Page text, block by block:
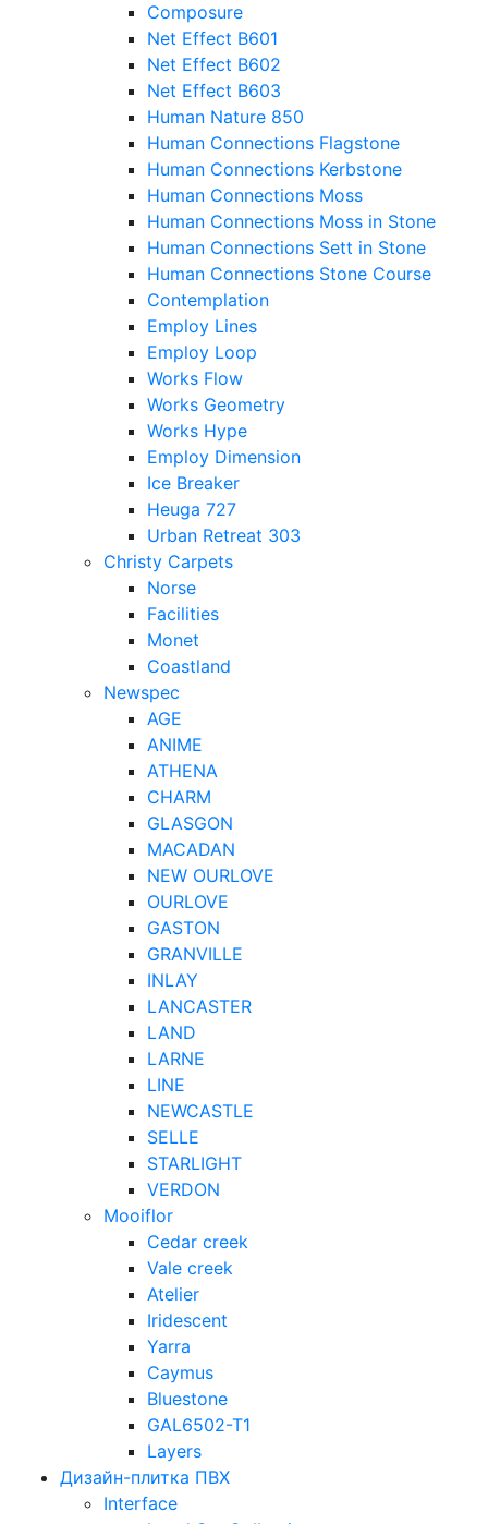
Composure
Net Effect B601
Net Effect B602
Net Effect B603
Human Nature 850
Human Connections Flagstone
Human Connections Kerbstone
Human Connections Moss
Human Connections Moss in Stone
Human Connections Sett in Stone
Human Connections Stone Course
Contemplation
Employ Lines
Employ Loop
Works Flow
Works Geometry
Works Hype
Employ Dimension
Ice Breaker
Heuga 727
Urban Retreat 303
Christy Carpets
Norse
Facilities
Monet
Coastland
Newspec
AGE
ANIME
ATHENA
CHARM
GLASGON
MACADAN
NEW OURLOVE
OURLOVE
GASTON
GRANVILLE
INLAY
LANCASTER
LAND
LARNE
LINE
NEWCASTLE
SELLE
STARLIGHT
VERDON
Mooiflor
Cedar creek
Vale creek
Atelier
Iridescent
Yarra
Caymus
Bluestone
GAL6502-T1
Layers
Дизайн-плитка ПВХ
Interface